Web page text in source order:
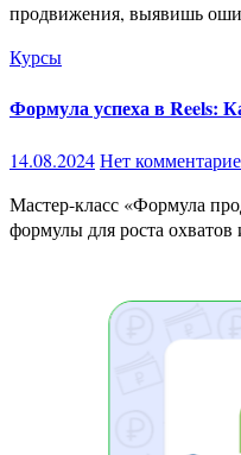
продвижения, выявишь
Курсы
Формула успеха в Reels:
14.08.2024Нет
Мастер-класс «Формула продающих Reels» Хотите научиться создавать Reels, которые привлекают подписчиков и конвертируют их в клиентов? Наш мастер-класс раскроет секрет уникальной
формулы для роста